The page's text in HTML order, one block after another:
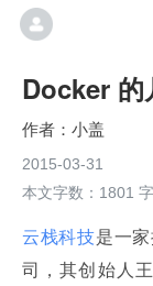
Docker 的
小盖
2015-03-31
本文字数：1801 字
云栈科技是一
司，其创始人